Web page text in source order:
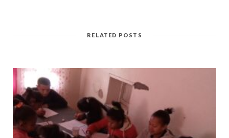
RELATED POSTS